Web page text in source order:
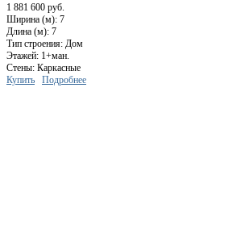
1 881 600 руб.
Ширина (м): 7
Длина (м): 7
Тип строения: Дом
Этажей: 1+ман.
Стены: Каркасные
Купить
Подробнее